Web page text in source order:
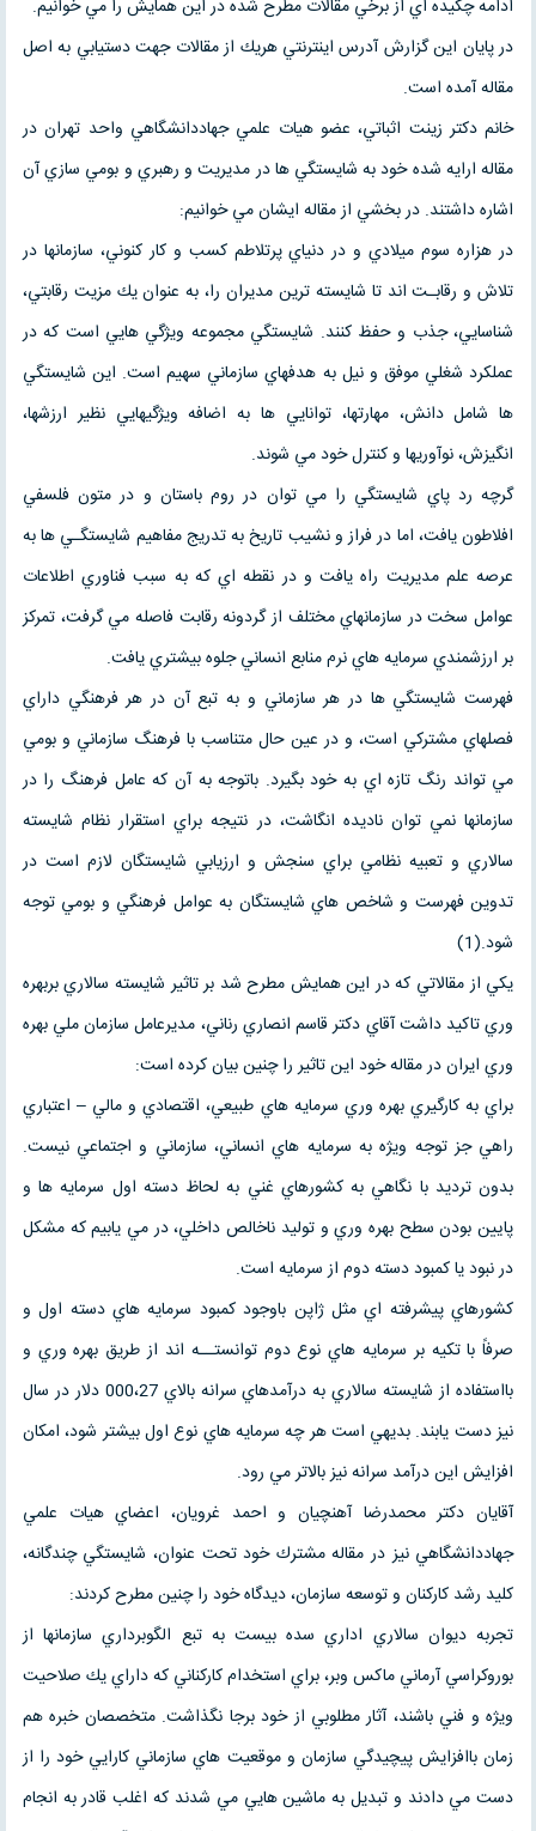
ادامه چكيده اي از برخي مقالات مطرح شده در اين همايش را مي خوانيم.
در پايان اين گزارش آدرس اينترنتي هريك از مقالات جهت دستيابي به اصل
مقاله آمده است.
خانم دكتر زينت اثباتي، عضو هيات علمي جهاددانشگاهي واحد تهران در
مقاله ارايه شده خود به شايستگي ها در مديريت و رهبري و بومي سازي آن
اشاره داشتند. در بخشي از مقاله ايشان مي خوانيم:
در هزاره سوم ميلادي و در دنياي پرتلاطم كسب و كار كنوني، سازمانها در
تلاش و رقابـت اند تا شايسته ترين مديران را، به عنوان يك مزيت رقابتي،
شناسايي، جذب و حفظ كنند. شايستگي مجموعه ويژگي هايي است كه در
عملكرد شغلي موفق و نيل به هدفهاي سازماني سهيم است. اين شايستگي
ها شامل دانش، مهارتها، توانايي ها به اضافه ويژگيهايي نظير ارزشها،
انگيزش، نوآوريها و كنترل خود مي شوند.
گرچه رد پاي شايستگي را مي توان در روم باستان و در متون فلسفي
افلاطون يافت، اما در فراز و نشيب تاريخ به تدريج مفاهيم شايستگـي ها به
عرصه علم مديريت راه يافت و در نقطه اي كه به سبب فناوري اطلاعات
عوامل سخت در سازمانهاي مختلف از گردونه رقابت فاصله مي گرفت، تمركز
بر ارزشمندي سرمايه هاي نرم منابع انساني جلوه بيشتري يافت.
فهرست شايستگي ها در هر سازماني و به تبع آن در هر فرهنگي داراي
فصلهاي مشتركي است، و در عين حال متناسب با فرهنگ سازماني و بومي
مي تواند رنگ تازه اي به خود بگيرد. باتوجه به آن كه عامل فرهنگ را در
سازمانها نمي توان ناديده انگاشت، در نتيجه براي استقرار نظام شايسته
سالاري و تعبيه نظامي براي سنجش و ارزيابي شايستگان لازم است در
تدوين فهرست و شاخص هاي شايستگان به عوامل فرهنگي و بومي توجه
شود.(1)
يكي از مقالاتي كه در اين همايش مطرح شد بر تاثير شايسته سالاري بربهره
وري تاكيد داشت آقاي دكتر قاسم انصاري رناني، مديرعامل سازمان ملي بهره
وري ايران در مقاله خود اين تاثير را چنين بيان كرده است:
براي به كارگيري بهره وري سرمايه هاي طبيعي، اقتصادي و مالي – اعتباري
راهي جز توجه ويژه به سرمايه هاي انساني، سازماني و اجتماعي نيست.
بدون ترديد با نگاهي به كشورهاي غني به لحاظ دسته اول سرمايه ها و
پايين بودن سطح بهره وري و توليد ناخالص داخلي، در مي يابيم كه مشكل
در نبود يا كمبود دسته دوم از سرمايه است.
كشورهاي پيشرفته اي مثل ژاپن باوجود كمبود سرمايه هاي دسته اول و
صرفاً با تكيه بر سرمايه هاي نوع دوم توانستــه اند از طريق بهره وري و
بااستفاده از شايسته سالاري به درآمدهاي سرانه بالاي 000،27 دلار در سال
نيز دست يابند. بديهي است هر چه سرمايه هاي نوع اول بيشتر شود، امكان
افزايش اين درآمد سرانه نيز بالاتر مي رود.
آقايان دكتر محمدرضا آهنچيان و احمد غرويان، اعضاي هيات علمي
جهاددانشگاهي نيز در مقاله مشترك خود تحت عنوان، شايستگي چندگانه،
كليد رشد كاركنان و توسعه سازمان، ديدگاه خود را چنين مطرح كردند:
تجربه ديوان سالاري اداري سده بيست به تبع الگوبرداري سازمانها از
بوروكراسي آرماني ماكس وبر، براي استخدام كاركناني كه داراي يك صلاحيت
ويژه و فني باشند، آثار مطلوبي از خود برجا نگذاشت. متخصصان خبره هم
زمان باافزايش پيچيدگي سازمان و موقعيت هاي سازماني كارايي خود را از
دست مي دادند و تبديل به ماشين هايي مي شدند كه اغلب قادر به انجام